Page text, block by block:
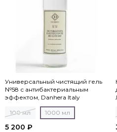
Универсальный чистящий гель
№58 с антибактериальным
эффектом, Danhera Italy
100 мл 1000 мл
5 200 ₽